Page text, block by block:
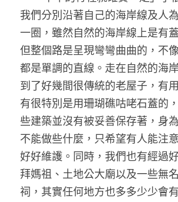
我們分別沿著自己的海岸線及人
一圈，雖然自然的海岸線上是有
但整個路是呈現彎彎曲曲的，不
都是單調的直線。走在自然的海
到了好幾間很傳統的老屋子，有
有很特別是用珊瑚礁咕咾石蓋的
些建築並沒有被妥善保存著，身
不能做些什麼，只希望有人能注
好好維護。同時，我們也有經過
拜媽祖、土地公大廟以及一些無
祠，其實任何地方也多多少少會